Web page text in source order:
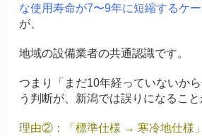
な使用寿命が7〜9年に短縮するケ
が、
地域の設備業者の共通認識です。
つまり「まだ10年経っていないか
う判断が、新潟では誤りになること
理由②：「標準仕様 → 寒冷地仕様